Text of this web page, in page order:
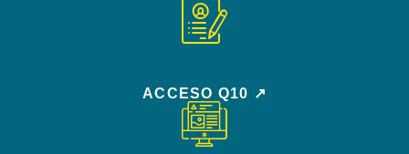
ACCESO Q10 ↗